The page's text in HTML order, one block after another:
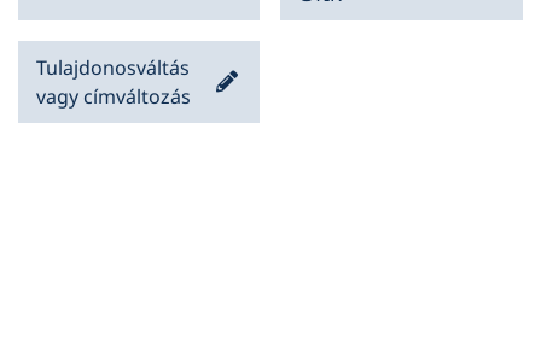
Tulajdonosváltás
vagy címváltozás